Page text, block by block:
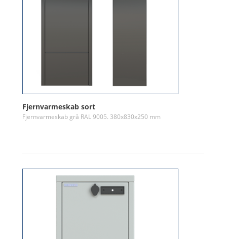
Fjernvarmeskab sort
Fjernvarmeskab grå RAL 9005. 380x830x250 mm